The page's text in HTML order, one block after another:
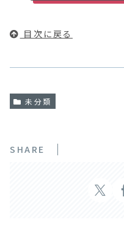
目次に戻る
未分類
SHARE